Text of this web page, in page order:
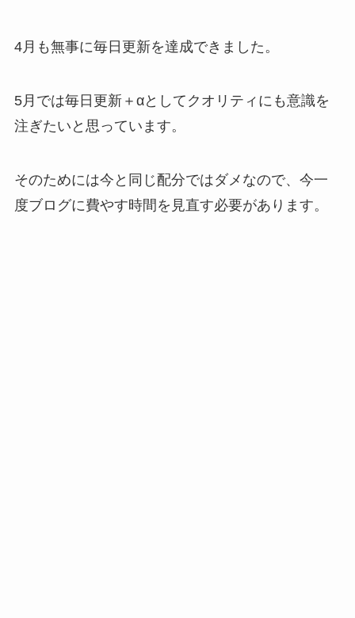
4月も無事に毎日更新を達成できました。
5月では毎日更新＋αとしてクオリティにも意識を
注ぎたいと思っています。
そのためには今と同じ配分ではダメなので、今一
度ブログに費やす時間を見直す必要があります。